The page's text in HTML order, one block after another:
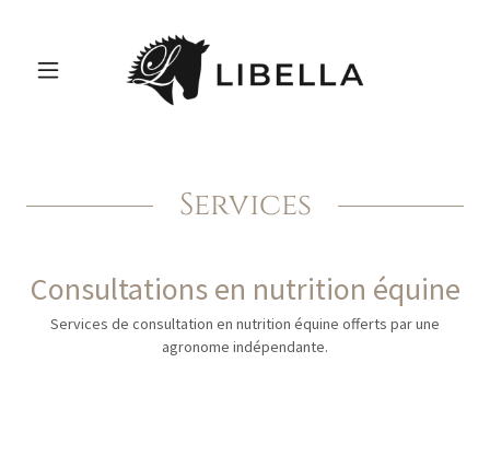
Services
Consultations en nutrition équine
Services de consultation en nutrition équine offerts par une
agronome indépendante.